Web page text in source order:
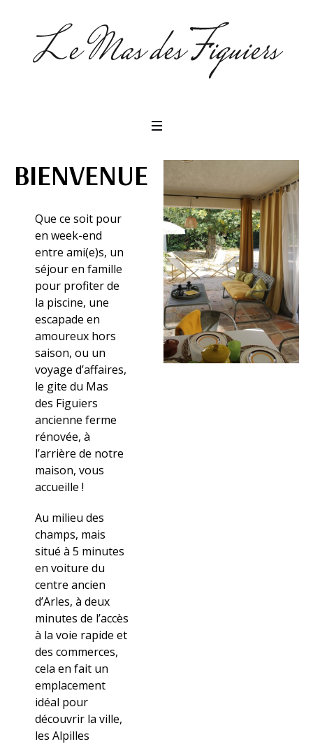
BIENVENUE
Que ce soit pour
en week-end
entre ami(e)s, un
séjour en famille
pour profiter de
la piscine, une
escapade en
amoureux hors
saison, ou un
voyage d’affaires,
le gite du Mas
des Figuiers
ancienne ferme
rénovée, à
l’arrière de notre
maison, vous
accueille !
Au milieu des
champs, mais
situé à 5 minutes
en voiture du
centre ancien
d’Arles, à deux
minutes de l’accès
à la voie rapide et
des commerces,
cela en fait un
emplacement
idéal pour
découvrir la ville,
les Alpilles